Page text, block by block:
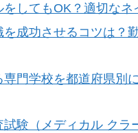
してもOK？適切なネ
を成功させるコツは？
専門学校を都道府県別
試験（メディカル ク